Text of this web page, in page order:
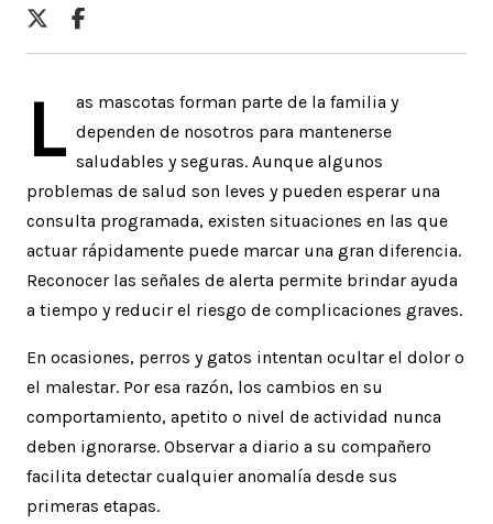
L as mascotas forman parte de la familia y
dependen de nosotros para mantenerse
saludables y seguras. Aunque algunos
problemas de salud son leves y pueden esperar una
consulta programada, existen situaciones en las que
actuar rápidamente puede marcar una gran diferencia.
Reconocer las señales de alerta permite brindar ayuda
a tiempo y reducir el riesgo de complicaciones graves.
En ocasiones, perros y gatos intentan ocultar el dolor o
el malestar. Por esa razón, los cambios en su
comportamiento, apetito o nivel de actividad nunca
deben ignorarse. Observar a diario a su compañero
facilita detectar cualquier anomalía desde sus
primeras etapas.